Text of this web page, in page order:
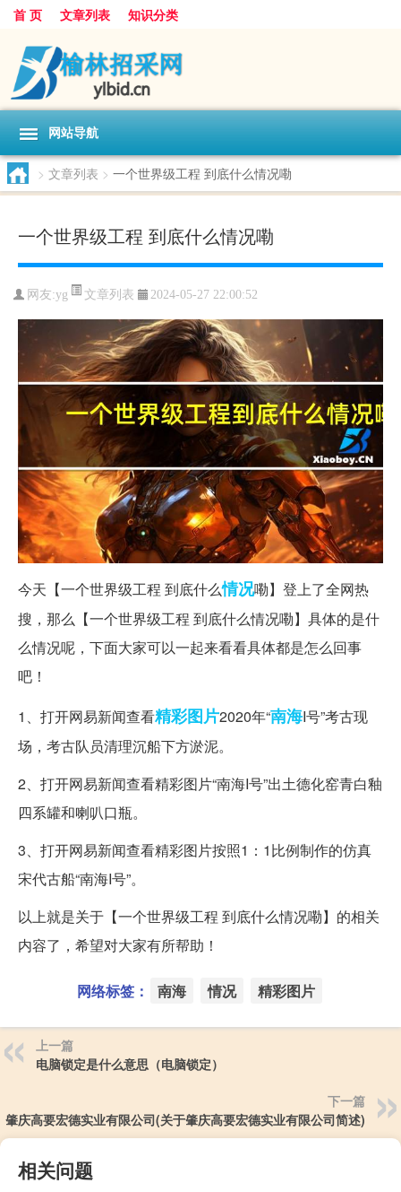
首 页 文章列表 知识分类
网站导航
> 文章列表 > 一个世界级工程 到底什么情况嘞
一个世界级工程 到底什么情况嘞
网友:yg 文章列表 2024-05-27 22:00:52
今天【一个世界级工程 到底什么情况嘞】登上了全网热
搜，那么【一个世界级工程 到底什么情况嘞】具体的是什
么情况呢，下面大家可以一起来看看具体都是怎么回事
吧！
1、打开网易新闻查看精彩图片2020年“南海I号”考古现
场，考古队员清理沉船下方淤泥。
2、打开网易新闻查看精彩图片“南海I号”出土德化窑青白釉
四系罐和喇叭口瓶。
3、打开网易新闻查看精彩图片按照1：1比例制作的仿真
宋代古船“南海I号”。
以上就是关于【一个世界级工程 到底什么情况嘞】的相关
内容了，希望对大家有所帮助！
网络标签： 南海 情况 精彩图片
上一篇
电脑锁定是什么意思（电脑锁定）
下一篇
肇庆高要宏德实业有限公司(关于肇庆高要宏德实业有限公司简述)
相关问题